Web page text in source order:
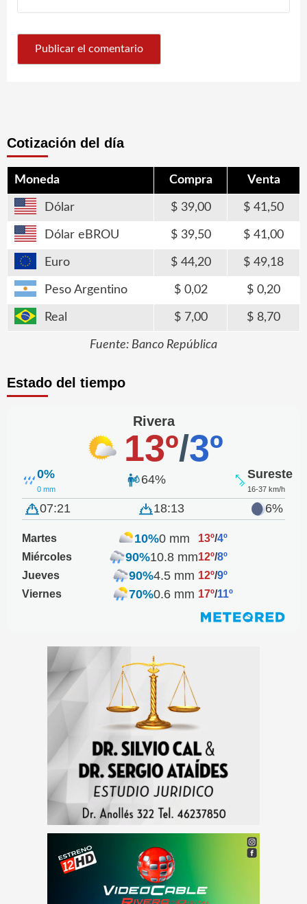
Cotización del día
Moneda Compra Venta
Dólar 39,00 41,50
Dólar eBROU 39,50 41,00
Euro 44,20 49,18
Peso Argentino 0,02 0,20
Real 7,00 8,70
Fuente: Banco República
Estado del tiempo
Rivera
13º/3º
0%
0 mm
64% Sureste
16-37 km/h
07:21 18:13 6%
Martes 10%0 mm 13º/4º
Miércoles
90%10.8 mm12º/8º
Jueves
90%4.5 mm 12º/9º
Viernes
70%0.6 mm 17º/11º